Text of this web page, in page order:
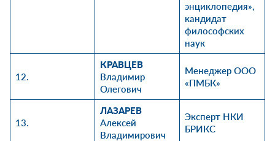
энциклопедия»,
кандидат
философских
наук
12.
КРАВЦЕВ
Владимир
Олегович
Менеджер ООО
«ПМБК»
13.
ЛАЗАРЕВ
Алексей
Владимирович
Эксперт НКИ
БРИКС